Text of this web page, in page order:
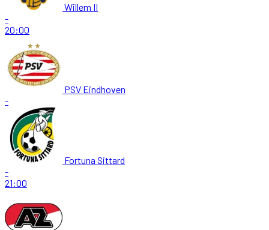
Willem II
-
20:00
PSV Eindhoven
-
Fortuna Sittard
-
21:00